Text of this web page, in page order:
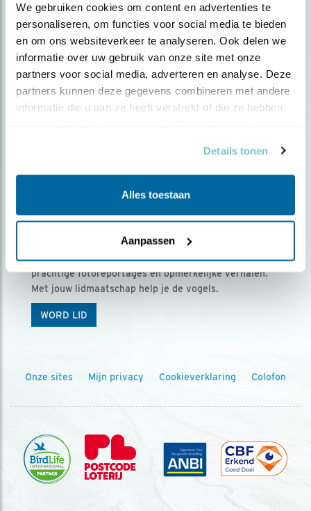
We gebruiken cookies om content en advertenties te
personaliseren, om functies voor social media te bieden
en om ons websiteverkeer te analyseren. Ook delen we
informatie over uw gebruik van onze site met onze
partners voor social media, adverteren en analyse. Deze
partners kunnen deze gegevens combineren met andere
informatie die u aan ze heeft verstrekt of die ze hebben
Details tonen
Alles toestaan
Aanpassen
Ontvang 5 x Vogels voor € 36,00 per jaar
Vogels is het tijdschrift voor onze leden, met
prachtige fotoreportages en opmerkelijke verhalen.
Met jouw lidmaatschap help je de vogels.
WORD LID
Onze sites Mijn privacy Cookieverklaring Colofon